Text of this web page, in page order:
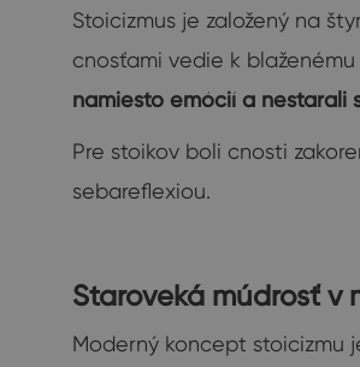
Stoicizmus je založený na
cnosťami vedie k
namiesto emócií a nestarali
Pre stoikov boli cnosti
sebareflexiou.
Staroveká múdrosť v
Moderný koncept stoicizmu